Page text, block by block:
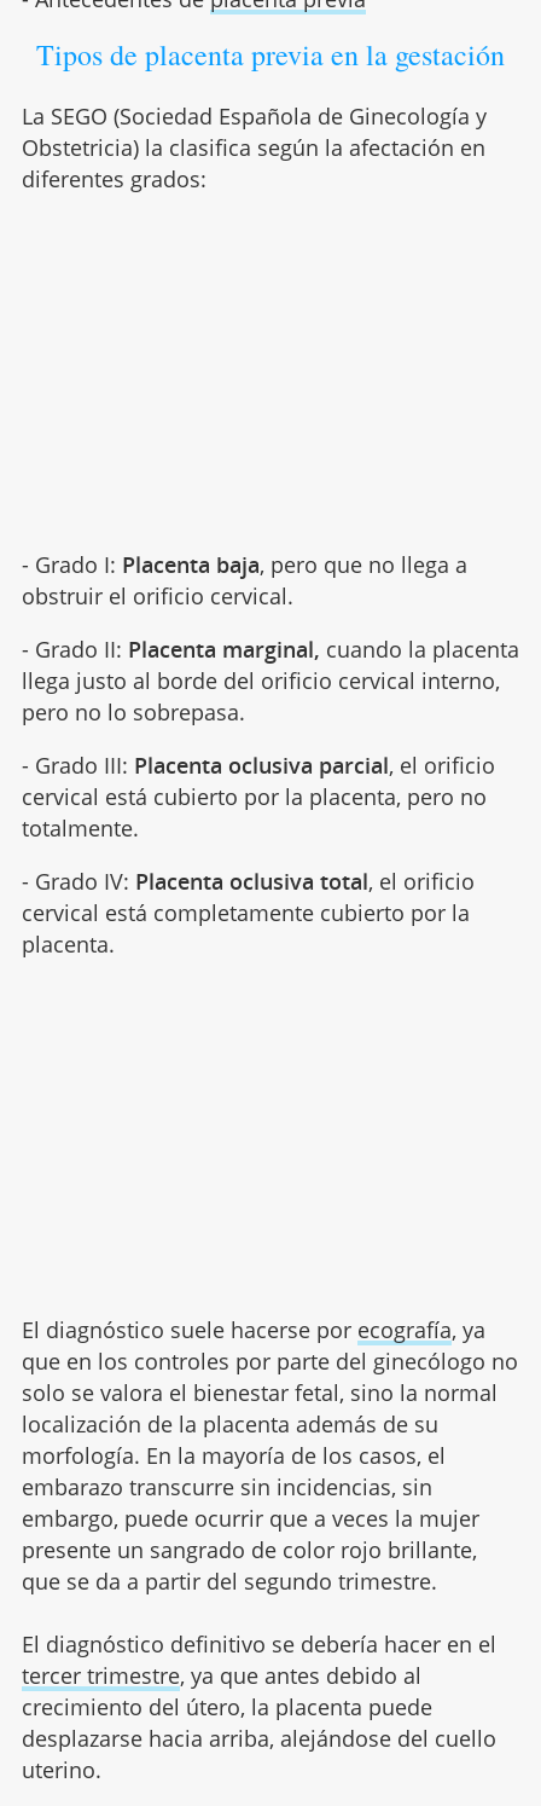
Tipos de placenta previa en la gestación
La SEGO (Sociedad Española de Ginecología y
Obstetricia) la clasifica según la afectación en
diferentes grados:
- Grado I: Placenta baja, pero que no llega a
obstruir el orificio cervical.
- Grado II: Placenta marginal, cuando la placenta
llega justo al borde del orificio cervical interno,
pero no lo sobrepasa.
- Grado III: Placenta oclusiva parcial, el orificio
cervical está cubierto por la placenta, pero no
totalmente.
- Grado IV: Placenta oclusiva total, el orificio
cervical está completamente cubierto por la
placenta.
El diagnóstico suele hacerse por ecografía, ya
que en los controles por parte del ginecólogo no
solo se valora el bienestar fetal, sino la normal
localización de la placenta además de su
morfología. En la mayoría de los casos, el
embarazo transcurre sin incidencias, sin
embargo, puede ocurrir que a veces la mujer
presente un sangrado de color rojo brillante,
que se da a partir del segundo trimestre.
El diagnóstico definitivo se debería hacer en el
tercer trimestre, ya que antes debido al
crecimiento del útero, la placenta puede
desplazarse hacia arriba, alejándose del cuello
uterino.